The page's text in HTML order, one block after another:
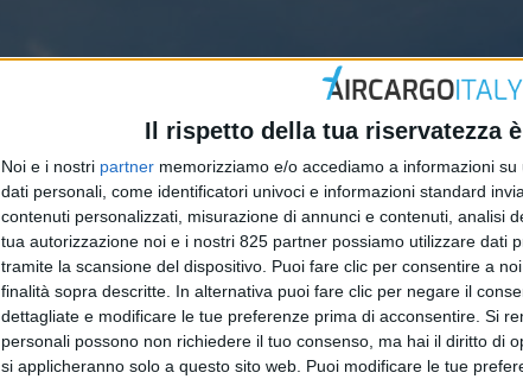
Il rispetto della tua riservatezza
Noi e i nostri partner memorizziamo e/o accediamo a informazioni
dati personali, come identificatori univoci e informazioni standard
contenuti personalizzati, misurazione di annunci e contenuti, analisi
tua autorizzazione noi e i nostri 825 partner possiamo utilizzare dati
tramite la scansione del dispositivo. Puoi fare clic per consentire a
finalità sopra descritte. In alternativa puoi fare clic per negare il
dettagliate e modificare le tue preferenze prima di acconsentire. Si
personali possono non richiedere il tuo consenso, ma hai il diritto di
si applicheranno solo a questo sito web. Puoi modificare le tue